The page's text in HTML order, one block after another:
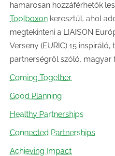
hamarosan hozzáférhetők
Toolboxon keresztül, ahol
megtekinteni a LIAISON
Verseny (EURIC) 15
partnerségről szóló, magyar
Coming Together
Good Planning
Healthy Partnerships
Connected Partnerships
Achieving Impact